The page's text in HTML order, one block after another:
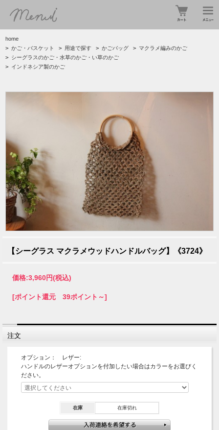
home
> かご・バスケット > 用途で探す > かごバッグ > マクラメ編みのかご
> シーグラスのかご・水草のかご・い草のかご
> インドネシア製のかご
【シーグラス マクラメウッドハンドルバッグ】《3724》
価格:3,960円(税込)
[ポイント還元 39ポイント～]
注文
オプション： レザー:
ハンドルのレザーオプションを付加したい場合はカラーをお選びく
ださい。
在庫 在庫切れ